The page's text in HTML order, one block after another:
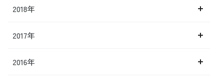
2018年
2017年
2016年